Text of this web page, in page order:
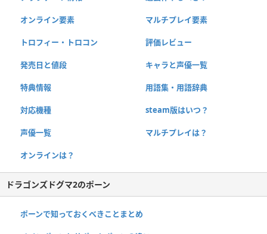
オンライン要素 マルチプレイ要素
トロフィー・トロコン 評価レビュー
発売日と値段 キャラと声優一覧
特典情報 用語集・用語辞典
対応機種 steam版はいつ？
声優一覧 マルチプレイは？
オンラインは？
ドラゴンズドグマ2のポーン
ポーンで知っておくべきことまとめ